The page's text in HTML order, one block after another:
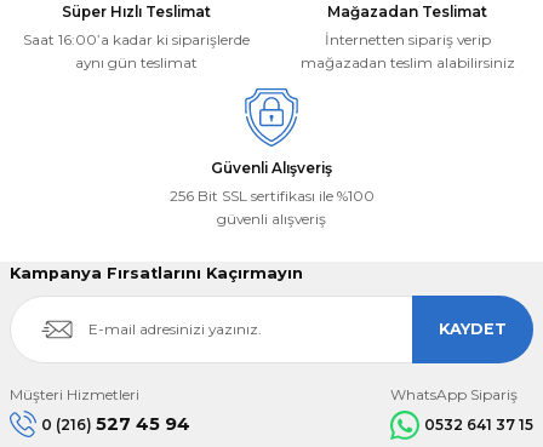
Süper Hızlı Teslimat
Saat 16:00’a kadar ki siparişlerde
aynı gün teslimat
Mağazadan Teslimat
İnternetten sipariş verip
mağazadan teslim alabilirsiniz
Güvenli Alışveriş
256 Bit SSL sertifikası ile %100
güvenli alışveriş
Kampanya Fırsatlarını Kaçırmayın
KAYDET
Müşteri Hizmetleri
0 (216) 527 45 94
WhatsApp Sipariş
0532 641 37 15